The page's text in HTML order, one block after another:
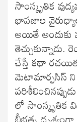
సాంస్కృతిక
భావజాల
అయితే అందుకు
చేస్తే కథా
మెటామార్ఫసిస్ ని
లో సాంస్కృతిక